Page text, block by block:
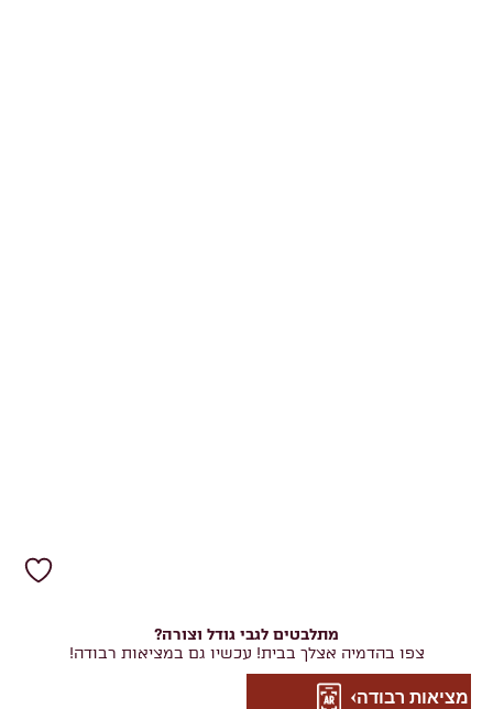
מתלבטים לגבי גודל וצורה?
צפו בהדמיה אצלך בבית! עכשיו גם במציאות רבודה!
מציאות רבודה